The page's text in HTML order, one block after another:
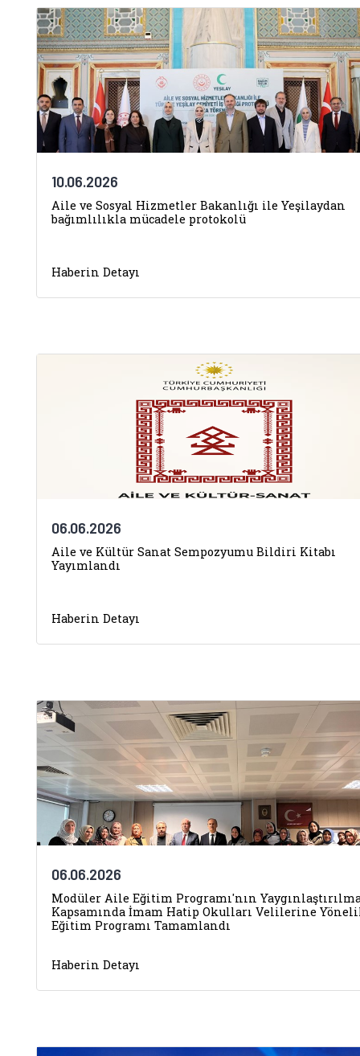
10.06.2026
Aile ve Sosyal Hizmetler Bakanlığı ile Yeşilaydan
bağımlılıkla mücadele protokolü
Haberin Detayı
06.06.2026
Aile ve Kültür Sanat Sempozyumu Bildiri Kitabı
Yayımlandı
Haberin Detayı
06.06.2026
Modüler Aile Eğitim Programı'nın
Kapsamında İmam Hatip Okulları Velilerine
Eğitim Programı Tamamlandı
Haberin Detayı